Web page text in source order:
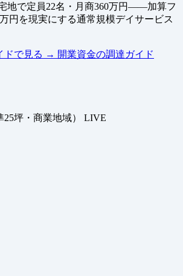
地で定員22名・月商360万円——加算フ
円を現実にする通常規模デイサービス
ドで見る → 開業資金の調達ガイド
坪・商業地域）
LIVE